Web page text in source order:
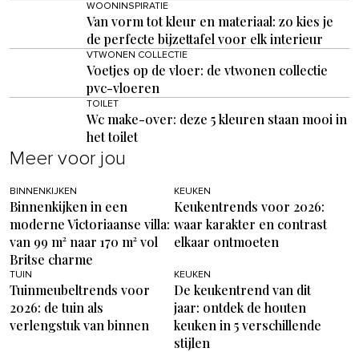
WOONINSPIRATIE
Van vorm tot kleur en materiaal: zo kies je
de perfecte bijzettafel voor elk interieur
VTWONEN COLLECTIE
Voetjes op de vloer: de vtwonen collectie
pvc-vloeren
TOILET
Wc make-over: deze 5 kleuren staan mooi in
het toilet
Meer voor jou
BINNENKIJKEN
Binnenkijken in een
moderne Victoriaanse villa:
van 99 m² naar 170 m² vol
Britse charme
KEUKEN
Keukentrends voor 2026:
waar karakter en contrast
elkaar ontmoeten
TUIN
Tuinmeubeltrends voor
2026: de tuin als
verlengstuk van binnen
KEUKEN
De keukentrend van dit
jaar: ontdek de houten
keuken in 5 verschillende
stijlen